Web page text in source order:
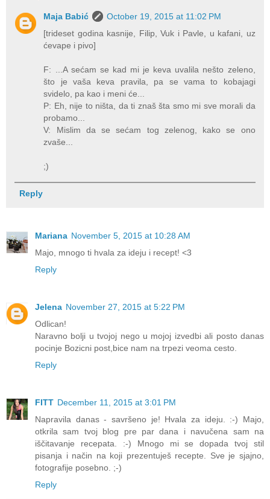
Maja Babić
October 19, 2015 at 11:02 PM
[trideset godina kasnije, Filip, Vuk i Pavle, u kafani, uz
ćevape i pivo]
F: ...A sećam se kad mi je keva uvalila nešto zeleno,
što je vaša keva pravila, pa se vama to kobajagi
svidelo, pa kao i meni će...
P: Eh, nije to ništa, da ti znaš šta smo mi sve morali da
probamo...
V: Mislim da se sećam tog zelenog, kako se ono
zvaše...
;)
Reply
Mariana November 5, 2015 at 10:28 AM
Majo, mnogo ti hvala za ideju i recept! <3
Reply
Jelena November 27, 2015 at 5:22 PM
Odlican!
Naravno bolji u tvojoj nego u mojoj izvedbi ali posto danas
pocinje Bozicni post,bice nam na trpezi veoma cesto.
Reply
FITT December 11, 2015 at 3:01 PM
Napravila danas - savršeno je! Hvala za ideju. :-) Majo,
otkrila sam tvoj blog pre par dana i navučena sam na
iščitavanje recepata. :-) Mnogo mi se dopada tvoj stil
pisanja i način na koji prezentuješ recepte. Sve je sjajno,
fotografije posebno. ;-)
Reply